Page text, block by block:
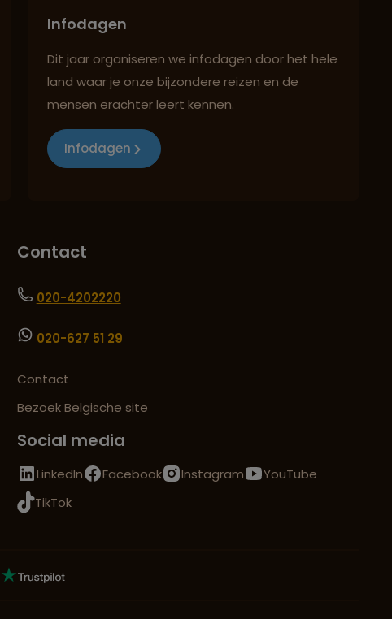
Infodagen
Dit jaar organiseren we infodagen door het hele
land waar je onze bijzondere reizen en de
mensen erachter leert kennen.
Infodagen
Contact
020-4202220
020-627 51 29
Contact
Bezoek Belgische site
Social media
LinkedIn Facebook Instagram
YouTube
TikTok